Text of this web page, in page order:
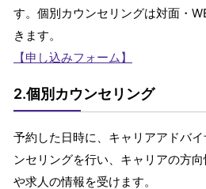
す。個別カウンセリングは対面・
きます。
【申し込みフォーム】
2.個別カウンセリング
予約した日時に、キャリアアドバ
ンセリングを行い、キャリアの方
や求人の情報を受けます。